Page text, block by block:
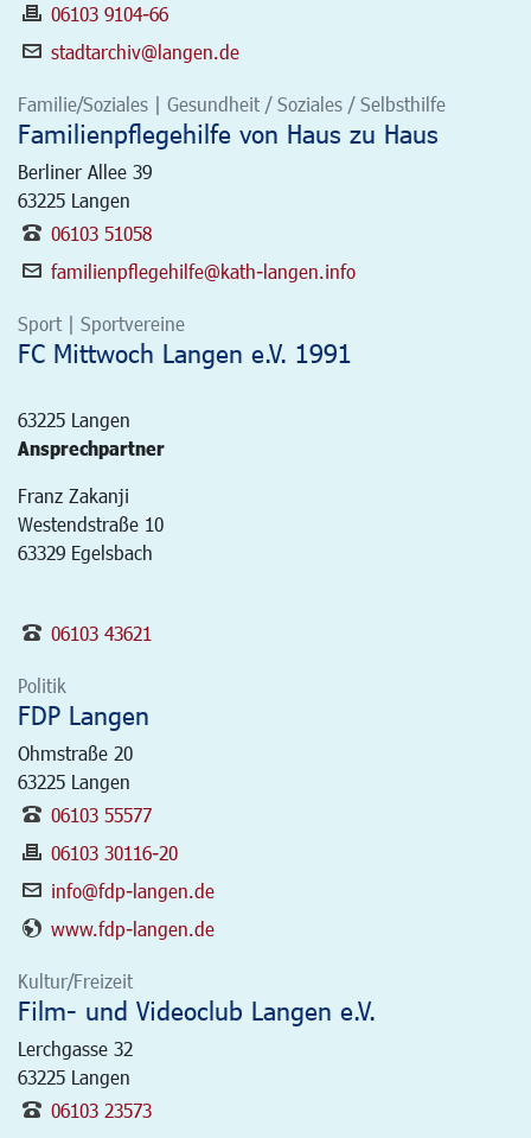
06103 9104-66
stadtarchiv@langen.de
Familie/Soziales | Gesundheit / Soziales / Selbsthilfe
Familienpflegehilfe von Haus zu Haus
Berliner Allee 39
63225 Langen
06103 51058
familienpflegehilfe@kath-langen.info
Sport | Sportvereine
FC Mittwoch Langen e.V. 1991
63225 Langen
Ansprechpartner
Franz Zakanji
Westendstraße 10
63329 Egelsbach
06103 43621
Politik
FDP Langen
Ohmstraße 20
63225 Langen
06103 55577
06103 30116-20
info@fdp-langen.de
www.fdp-langen.de
Kultur/Freizeit
Film- und Videoclub Langen e.V.
Lerchgasse 32
63225 Langen
06103 23573